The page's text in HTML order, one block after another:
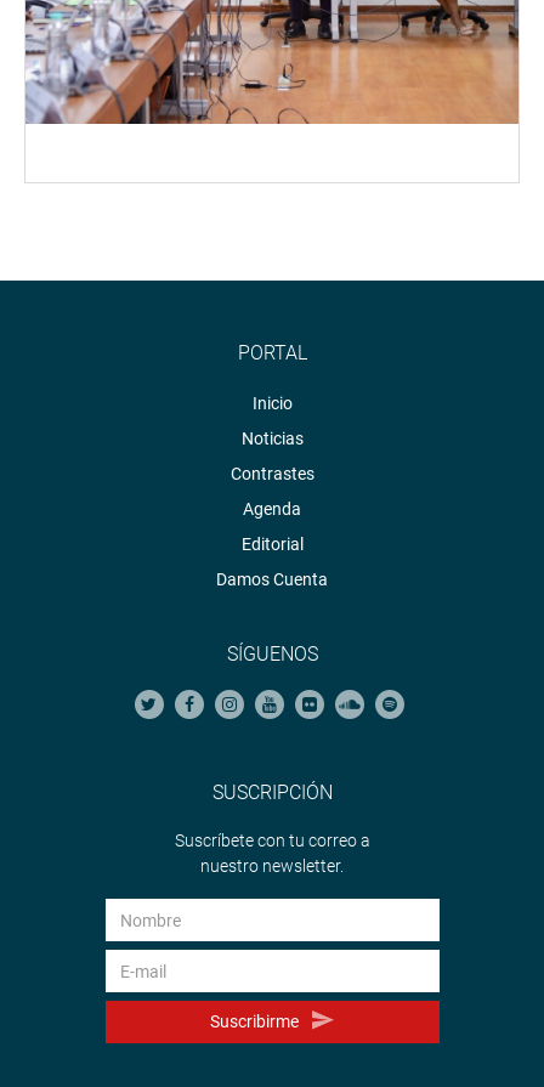
PORTAL
Inicio
Noticias
Contrastes
Agenda
Editorial
Damos Cuenta
SÍGUENOS
SUSCRIPCIÓN
Suscríbete con tu correo a
nuestro newsletter.
Suscribirme